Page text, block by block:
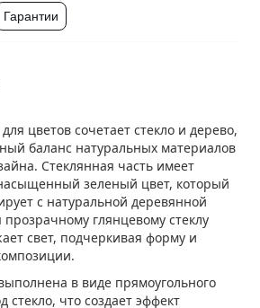
Гарантии
цветов сочетает стекло и дерево,
баланс натуральных материалов
Стеклянная часть имеет
зеленый цвет, который
с натуральной деревянной
глянцевому стеклу
свет, подчеркивая форму и
в виде прямоугольного
стекло, что создает эффект